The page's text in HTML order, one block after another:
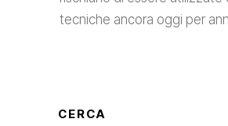
tecniche ancora oggi per
CERCA